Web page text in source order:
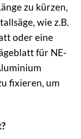
zu kürzen,
wie z.B.
oder eine
für NE-
fixieren, um